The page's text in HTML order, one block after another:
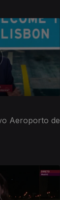
Aeroporto de